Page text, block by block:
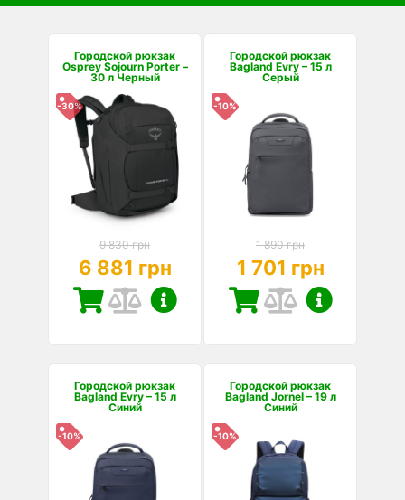
Городской рюкзак
Osprey Sojourn Porter –
30 л Черный
-30%
9 830 грн
6 881 грн
Городской рюкзак
Bagland Evry – 15 л
Серый
-10%
1 890 грн
1 701 грн
Городской рюкзак
Bagland Evry – 15 л
Синий
-10%
Городской рюкзак
Bagland Jornel – 19 л
Синий
-10%